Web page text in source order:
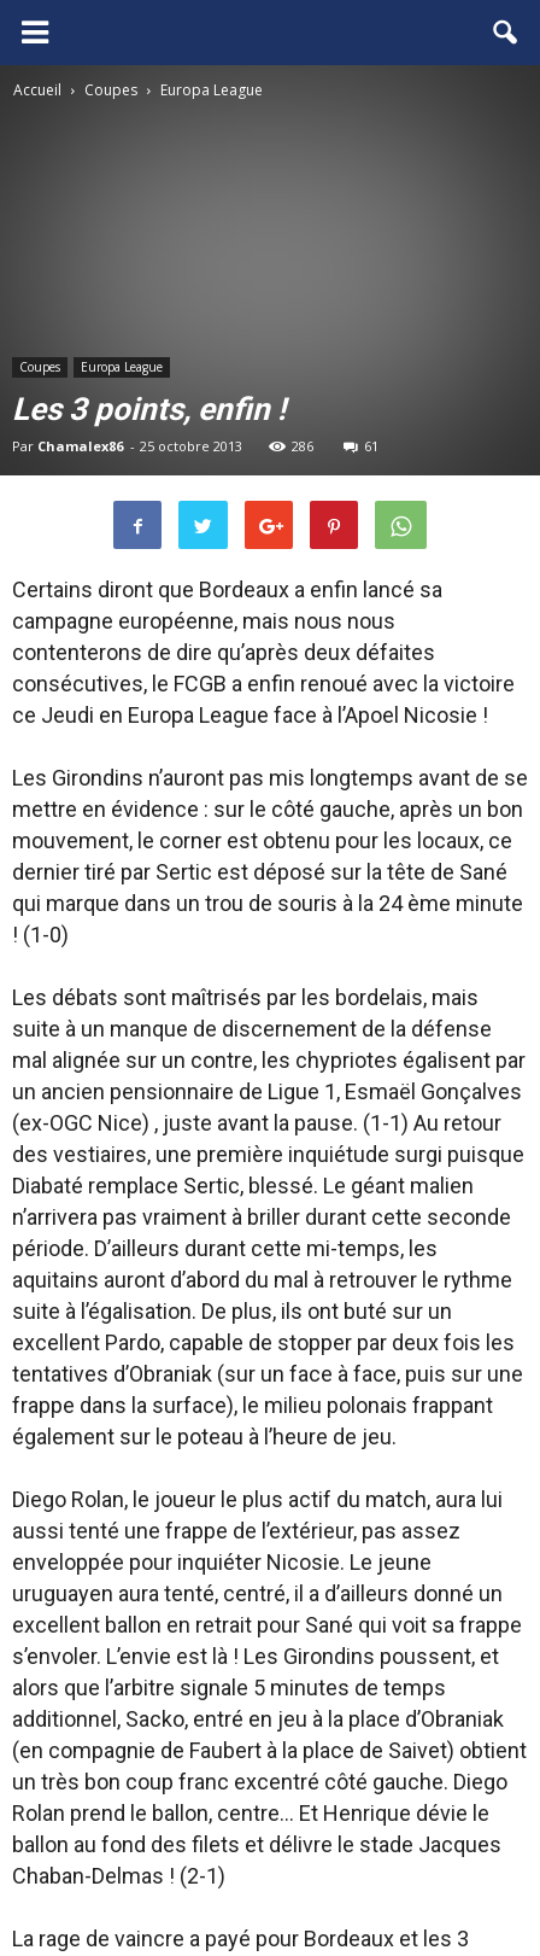
FCGB.net
Accueil Coupes Europa League
Coupes Europa League
Les 3 points, enfin !
Par Chamalex86 - 25 octobre 2013 286 61
Certains diront que Bordeaux a enfin lancé sa
campagne européenne, mais nous nous
contenterons de dire qu’après deux défaites
consécutives, le FCGB a enfin renoué avec la victoire
ce Jeudi en Europa League face à l’Apoel Nicosie !
Les Girondins n’auront pas mis longtemps avant de se
mettre en évidence : sur le côté gauche, après un bon
mouvement, le corner est obtenu pour les locaux, ce
dernier tiré par Sertic est déposé sur la tête de Sané
qui marque dans un trou de souris à la 24 ème minute
! (1-0)
Les débats sont maîtrisés par les bordelais, mais
suite à un manque de discernement de la défense
mal alignée sur un contre, les chypriotes égalisent par
un ancien pensionnaire de Ligue 1, Esmaël Gonçalves
(ex-OGC Nice) , juste avant la pause. (1-1) Au retour
des vestiaires, une première inquiétude surgi puisque
Diabaté remplace Sertic, blessé. Le géant malien
n’arrivera pas vraiment à briller durant cette seconde
période. D’ailleurs durant cette mi-temps, les
aquitains auront d’abord du mal à retrouver le rythme
suite à l’égalisation. De plus, ils ont buté sur un
excellent Pardo, capable de stopper par deux fois les
tentatives d’Obraniak (sur un face à face, puis sur une
frappe dans la surface), le milieu polonais frappant
également sur le poteau à l’heure de jeu.
Diego Rolan, le joueur le plus actif du match, aura lui
aussi tenté une frappe de l’extérieur, pas assez
enveloppée pour inquiéter Nicosie. Le jeune
uruguayen aura tenté, centré, il a d’ailleurs donné un
excellent ballon en retrait pour Sané qui voit sa frappe
s’envoler. L’envie est là ! Les Girondins poussent, et
alors que l’arbitre signale 5 minutes de temps
additionnel, Sacko, entré en jeu à la place d’Obraniak
(en compagnie de Faubert à la place de Saivet) obtient
un très bon coup franc excentré côté gauche. Diego
Rolan prend le ballon, centre… Et Henrique dévie le
ballon au fond des filets et délivre le stade Jacques
Chaban-Delmas ! (2-1)
La rage de vaincre a payé pour Bordeaux et les 3